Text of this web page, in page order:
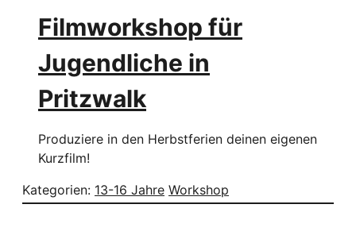
Filmworkshop für
Jugendliche in
Pritzwalk
Produziere in den Herbstferien deinen eigenen
Kurzfilm!
Kategorien: 13-16 Jahre Workshop